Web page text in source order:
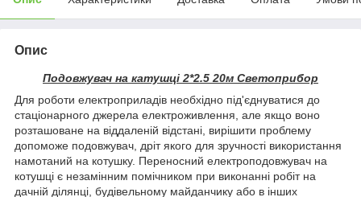
Опис
Подовжувач на катушці 2*2.5 20м Светоприбор
Для роботи електроприладів необхідно під'єднуватися до
стаціонарного джерела електроживлення, але якщо воно
розташоване на віддаленій відстані, вирішити проблему
допоможе подовжувач, дріт якого для зручності використання
намотаний на котушку. Переносний електроподовжувач на
котушці є незамінним помічником при виконанні робіт на
дачній ділянці, будівельному майданчику або в інших